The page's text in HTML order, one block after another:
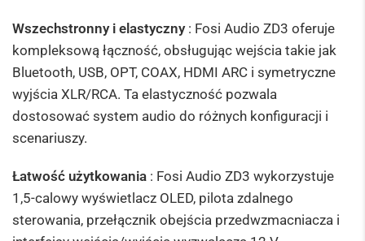
Wszechstronny i elastyczny: Fosi Audio ZD3 oferuje
kompleksową łączność, obsługując wejścia takie jak
Bluetooth, USB, OPT, COAX, HDMI ARC i symetryczne
wyjścia XLR/RCA. Ta elastyczność pozwala
dostosować system audio do różnych konfiguracji i
scenariuszy.
Łatwość użytkowania : Fosi Audio ZD3 wykorzystuje
1,5-calowy wyświetlacz OLED, pilota zdalnego
sterowania, przełącznik obejścia przedwzmacniacza i